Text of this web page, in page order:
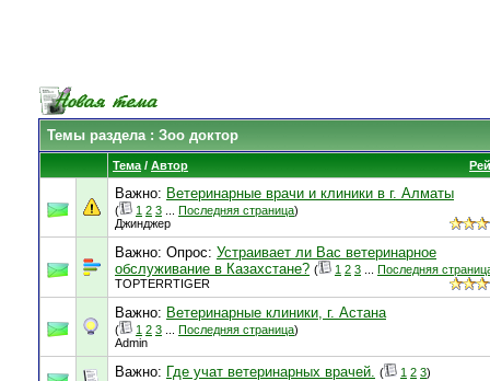
Темы раздела: Зоо доктор
Тема / Автор
Важно: Ветеринарные врачи и клиники в г. Алматы
( 1 2 3 Последняя страница)
Джинджер
Важно: Опрос: Устраивает ли Вас ветеринарное
обслуживание в Казахстане? ( 1 2 3
Последняя
TOPTERRTIGER
Важно: Ветеринарные клиники, г. Астана
( 1 2 3 Последняя страница)
Admin
Важно: Где учат ветеринарных врачей. ( 1 2 3)